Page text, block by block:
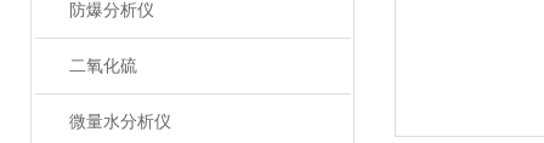
防爆分析仪
二氧化硫
微量水分析仪